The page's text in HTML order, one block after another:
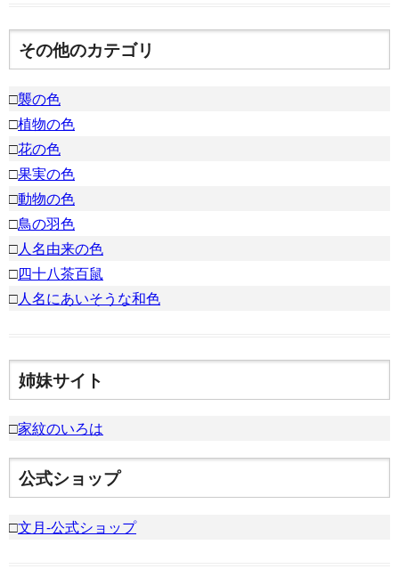
その他のカテゴリ
□襲の色
□植物の色
□花の色
□果実の色
□動物の色
□鳥の羽色
□人名由来の色
□四十八茶百鼠
□人名にあいそうな和色
姉妹サイト
□家紋のいろは
公式ショップ
□文月-公式ショップ